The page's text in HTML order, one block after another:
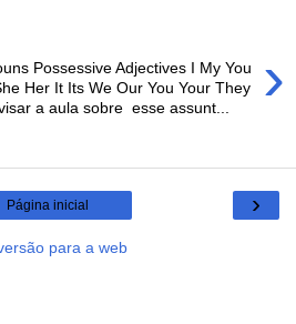
›
Possessive Adjectives I My You
Her It Its We Our You Your They
a aula sobre esse assunt...
›
Página inicial
para a web